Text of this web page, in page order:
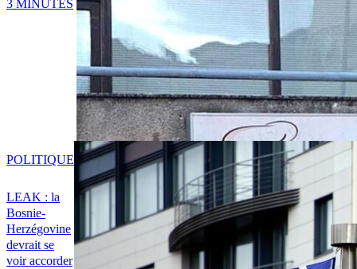
3 MINUTES
LEAK : la
Bosnie-
Herzégovine
devrait se
voir accorder
POLITIQUE